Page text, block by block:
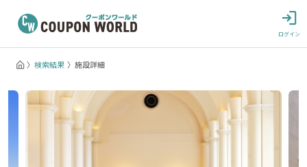
ログイン
検索結果 施設詳細